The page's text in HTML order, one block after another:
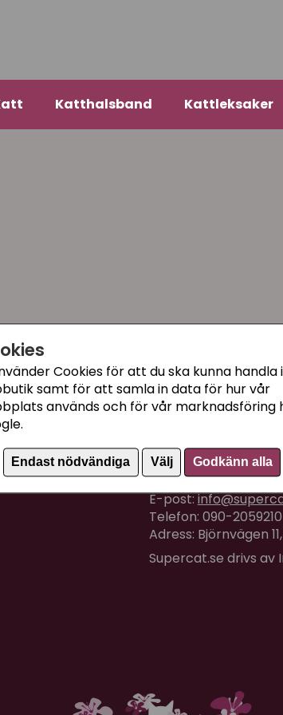
Cookies för att du ska kunna handla
samt för att samla in data för hur vår
används och för vår marknadsföring
Endast nödvändiga Välj Godkänn alla
Katthalsband Kattleksaker
Kundtjänst
Om du har några
E-post:
Telefon: 090-2059210
Adress: Björnvägen
Supercat.se drivs av